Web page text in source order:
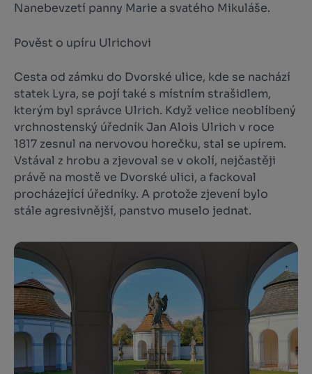
Nanebevzetí panny Marie a svatého Mikuláše.
Pověst o upíru Ulrichovi
Cesta od zámku do Dvorské ulice, kde se nachází
statek Lyra, se pojí také s místním strašidlem,
kterým byl správce Ulrich. Když velice neoblíbený
vrchnostenský úředník Jan Alois Ulrich v roce
1817 zesnul na nervovou horečku, stal se upírem.
Vstával z hrobu a zjevoval se v okolí, nejčastěji
právě na mostě ve Dvorské ulici, a fackoval
procházející úředníky. A protože zjevení bylo
stále agresivnější, panstvo muselo jednat.